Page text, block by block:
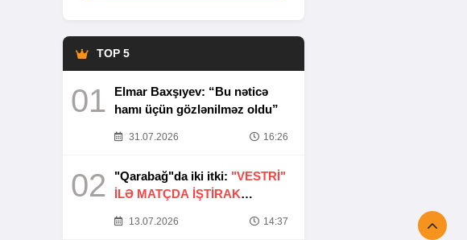
TOP 5
01
Elmar Baxşıyev: “Bu nəticə
hamı üçün gözlənilməz oldu”
31.07.2026 16:26
02 "Qarabağ"da iki itki: "VESTRİ"
İLƏ MATÇDA İŞTİRAK
13.07.2026 14:37